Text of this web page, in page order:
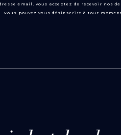
email, vous acceptez de recevoir nos
Vous pouvez vous désinscrire à tout